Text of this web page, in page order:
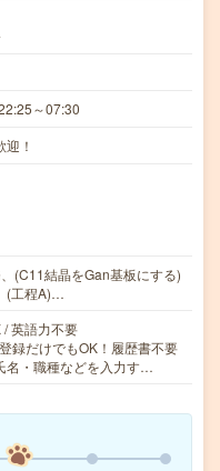
～07:30
！
(C11結晶をGan基板にする)
(工程A)…
/ 英語力不要
録だけでもOK！履歴書不要
名・職種などを入力す…